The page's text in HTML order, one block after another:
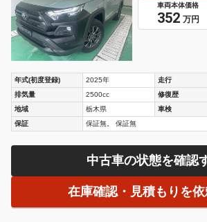
車両本体価格
352 万円
年式(初度登録) 2025年 走行
排気量
2500cc 修復歴
地域
栃木県 車検
保証
保証無。 保証無
中古車の状態を確認
在庫確認・見積もりを